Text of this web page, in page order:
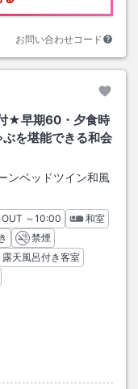
お問い合わせコード
★早期60・夕食時
を堪能できる和会
ンベッドツイン和風
ン
OUT チェックアウト
～10:00
和室
禁煙
露天風呂付き客室